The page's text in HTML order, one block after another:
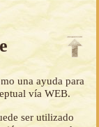
una ayuda para
vía WEB.
ser utilizado